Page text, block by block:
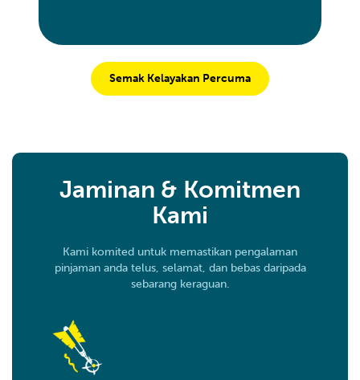
Semak Kelayakan Percuma
Jaminan & Komitmen
Kami
Kami komited untuk memastikan pengalaman
pinjaman anda telus, selamat, dan bebas daripada
sebarang keraguan.